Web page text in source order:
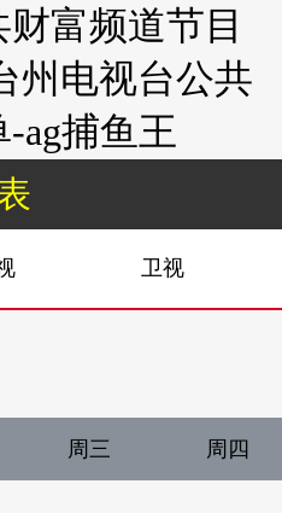
富频道节目
州电视台公共
ag捕鱼王
卫视
周三 周四